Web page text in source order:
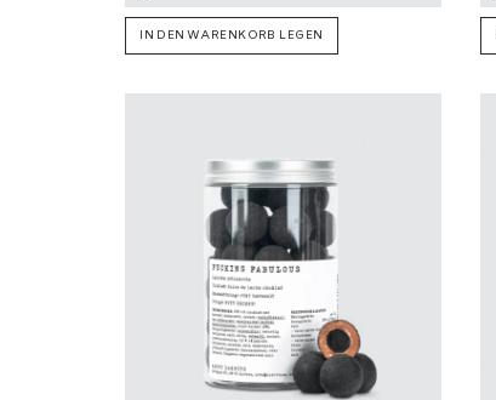
IN DEN WARENKORB LEGEN